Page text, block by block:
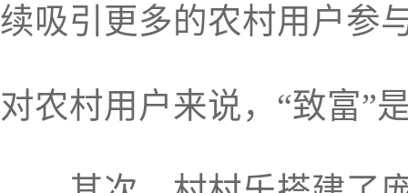
续吸引更多的农村用户参
对农村用户来说，“致富”